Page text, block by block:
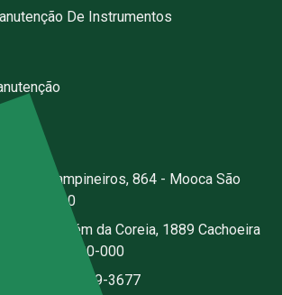
De Instrumentos
dos Campineiros, 864 - Mooca São
03167-020
Jerusalém da Coreia, 1889 Cachoeira
- CEP 07500-000
(11) 97059-3677